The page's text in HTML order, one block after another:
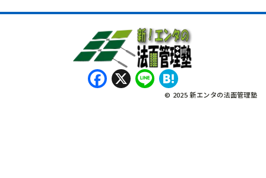
Facebook
X Line
© 2025 新エンタの法面管理塾